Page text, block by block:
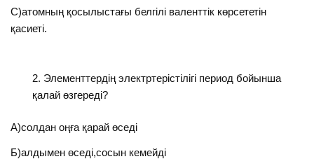
С)атомның қосылыстағы белгілі валенттік көрсететін
қасиеті.
Элементтердің электртерістілігі период бойынша
қалай өзгереді?
А)солдан оңға қарай өседі
Б)алдымен өседі,сосын кемейді